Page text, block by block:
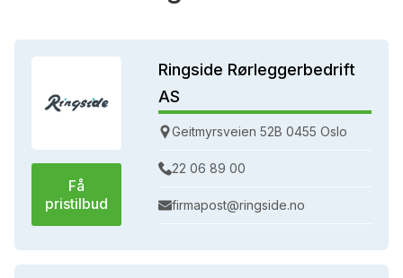
Få
pristilbud
Ringside Rørleggerbedrift
AS
Geitmyrsveien 52B 0455 Oslo
22 06 89 00
firmapost@ringside.no